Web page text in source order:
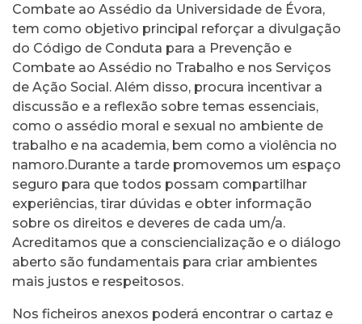
Combate ao Assédio da Universidade de Évora,
tem como objetivo principal reforçar a divulgação
do Código de Conduta para a Prevenção e
Combate ao Assédio no Trabalho e nos Serviços
de Ação Social. Além disso, procura incentivar a
discussão e a reflexão sobre temas essenciais,
como o assédio moral e sexual no ambiente de
trabalho e na academia, bem como a violência no
namoro.Durante a tarde promovemos um espaço
seguro para que todos possam compartilhar
experiências, tirar dúvidas e obter informação
sobre os direitos e deveres de cada um/a.
Acreditamos que a consciencialização e o diálogo
aberto são fundamentais para criar ambientes
mais justos e respeitosos.
Nos ficheiros anexos poderá encontrar o cartaz e